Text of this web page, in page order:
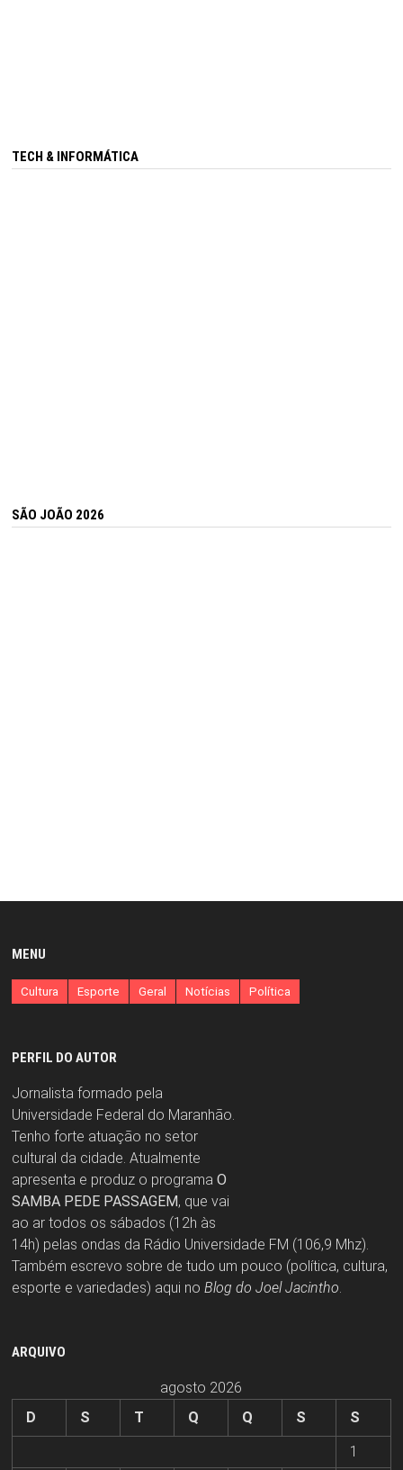
TECH & INFORMÁTICA
SÃO JOÃO 2026
MENU
Cultura Esporte Geral Notícias Política
PERFIL DO AUTOR
Jornalista formado pela
Universidade Federal do Maranhão.
Tenho forte atuação no setor
cultural da cidade. Atualmente
apresenta e produz o programa O
SAMBA PEDE PASSAGEM, que vai
ao ar todos os sábados (12h às
14h) pelas ondas da Rádio Universidade FM (106,9 Mhz).
Também escrevo sobre de tudo um pouco (política, cultura,
esporte e variedades) aqui no Blog do Joel Jacintho.
ARQUIVO
agosto 2026
D
S T Q Q S
S
1